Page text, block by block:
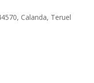
Calanda, Teruel